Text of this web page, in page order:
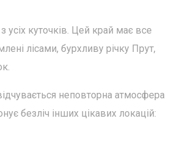
куточків. Цей край має все
лісами, бурхливу річку Прут,
неповторна атмосфера
безліч інших цікавих локацій: